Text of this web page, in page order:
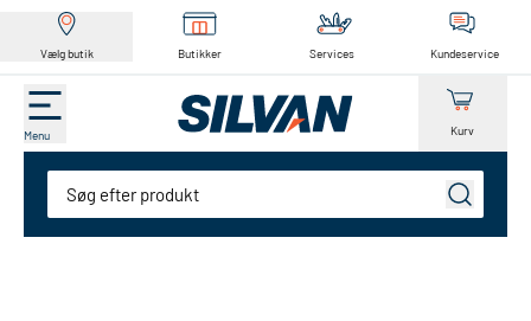
Vælg butik Butikker Services Kundeservice
Menu Kurv
Søg